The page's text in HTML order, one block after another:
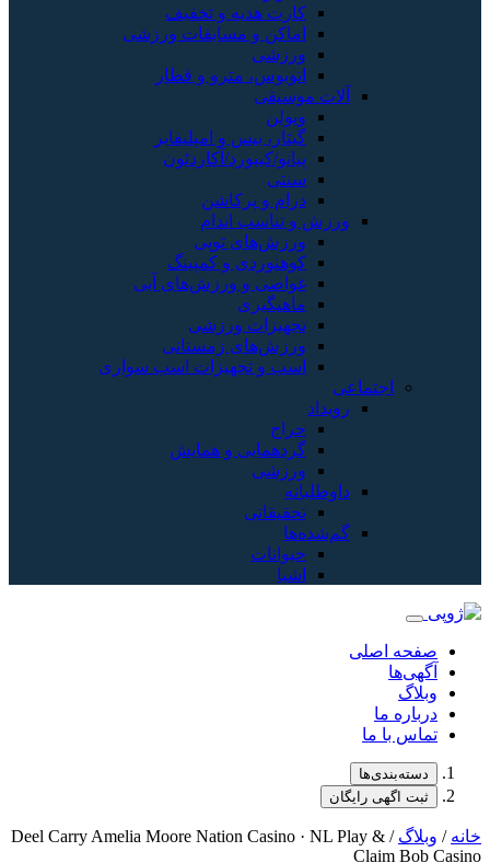
کارت هدیه و تخفیف
اماکن و مسابقات ورزشی
ورزشی
اتوبوس، مترو و قطار
آلات موسیقی
ویولن
گیتار، بیس و امپلیفایر
پیانو/کیبورد/آکاردئون
سنتی
درام و پرکاشن
ورزش و تناسب اندام
ورزش‌های توپی
کوهنوردی و کمپینگ
غواصی و ورزش‌های آبی
ماهیگیری
تجهیزات ورزشی
ورزش‌های زمستانی
اسب و تجهیزات اسب سواری
اجتماعی
رویداد
حراج
گردهمایی و همایش
ورزشی
داوطلبانه
تحقیقاتی
گم‌شده‌ها
حیوانات
اشیا
صفحه اصلی
آگهی‌ها
وبلاگ
درباره ما
تماس با ما
دسته‌بندی‌ها
ثبت اگهی رایگان
/وبلاگ
/ Deel Carry Amelia Moore Nation Casino · NL Play &
Claim Bob